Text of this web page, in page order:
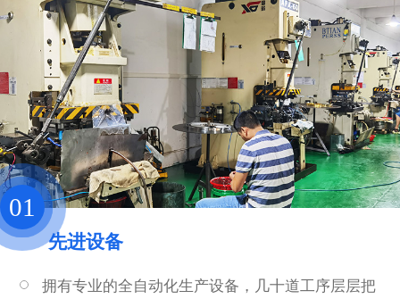
01
先进设备
拥有专业的全自动化生产设备，几十道工序层层把